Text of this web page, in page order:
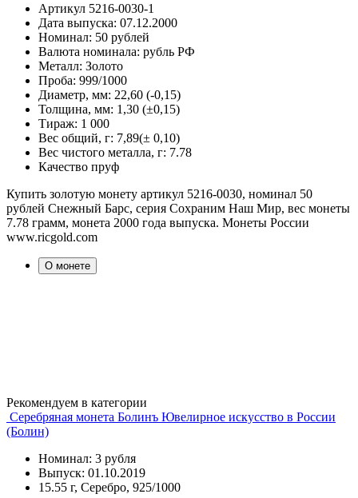
Артикул 5216-0030-1
Дата выпуска: 07.12.2000
Номинал: 50 рублей
Валюта номинала: рубль РФ
Металл: Золото
Проба: 999/1000
Диаметр, мм: 22,60 (-0,15)
Толщина, мм: 1,30 (±0,15)
Тираж: 1 000
Вес общий, г: 7,89(± 0,10)
Вес чистого металла, г: 7.78
Качество пруф
Купить золотую монету артикул 5216-0030, номинал 50
рублей Снежный Барс, серия Сохраним Наш Мир, вес монеты
7.78 грамм, монета 2000 года выпуска. Монеты России
www.ricgold.com
О монете
Рекомендуем в категории
Серебряная монета Болинъ Ювелирное искусство в России
(Болин)
Номинал: 3 рубля
Выпуск: 01.10.2019
15.55 г, Серебро, 925/1000